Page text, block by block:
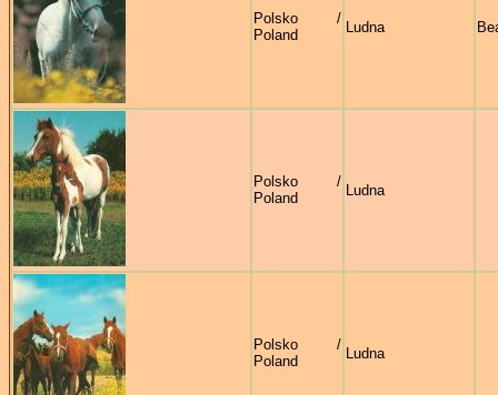
Polsko /
Poland
Ludna
Polsko /
Poland
Ludna
Polsko /
Poland
Ludna